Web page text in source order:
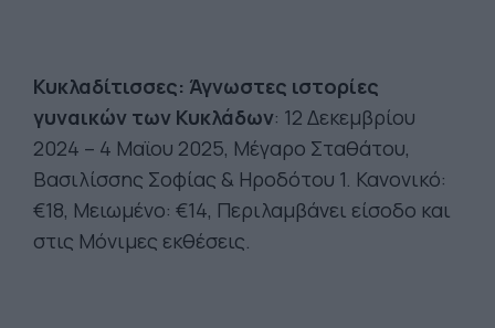
Κυκλαδίτισσες: Άγνωστες ιστορίες
γυναικών των Κυκλάδων: 12 Δεκεμβρίου
2024 – 4 Μαϊου 2025, Μέγαρο Σταθάτου,
Βασιλίσσης Σοφίας & Ηροδότου 1. Κανονικό:
€18, Μειωμένο: €14, Περιλαμβάνει είσοδο και
στις Μόνιμες εκθέσεις.